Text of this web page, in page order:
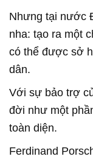
Nhưng tại nước
nha: tạo ra một
có thể được sở
dân.
Với sự bảo trợ
đời như một
toàn diện.
Ferdinand